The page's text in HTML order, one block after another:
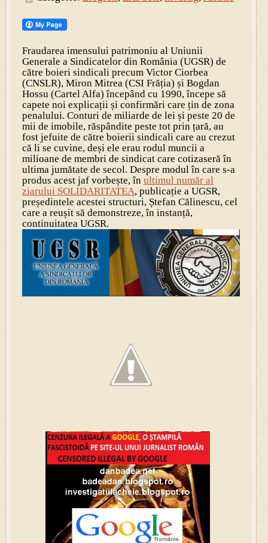
Fraudarea imensului patrimoniu al Uniunii
Generale a Sindicatelor din România(UGSR) de
către boieri sindicaliprecum Victor Ciorbea
(CNSLR), Miron Mitrea (CSI Frăția) și Bogdan
Hossu (Cartel Alfa) începând cu 1990,începe să
capete noi explicații și confirmăricare țin de zona
penalului. Conturi de miliarde de lei și peste 20 de
mii de imobile, răspândite peste tot prin țară, au
fost jefuite de către boierii sindicali care au crezut
că lise cuvine, deși ele erau rodul muncii a
milioane de membri de sindicat care cotizaseră în
ultima jumătate de secol. Despre modul în care s-a
produs acest jaf vorbește, în ultimul număr al
ziarului SOLIDARITATEA, publicație a UGSR,
președintele acestei structuri, Ștefan Călinescu, cel
care a reușit să demonstreze, în instanță,
continuitatea UGSR.